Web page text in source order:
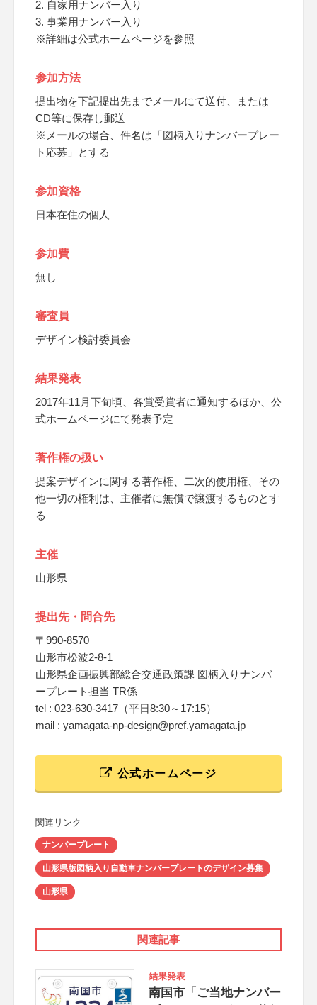
2. 自家用ナンバー入り
3. 事業用ナンバー入り
※詳細は公式ホームページを参照
参加方法
提出物を下記提出先までメールにて送付、または
CD等に保存し郵送
※メールの場合、件名は「図柄入りナンバープレー
ト応募」とする
参加資格
日本在住の個人
参加費
無し
審査員
デザイン検討委員会
結果発表
2017年11月下旬頃、各賞受賞者に通知するほか、公
式ホームページにて発表予定
著作権の扱い
提案デザインに関する著作権、二次的使用権、その
他一切の権利は、主催者に無償で譲渡するものとす
る
主催
山形県
提出先・問合先
〒990-8570
山形市松波2-8-1
山形県企画振興部総合交通政策課 図柄入りナンバ
ープレート担当 TR係
tel : 023-630-3417（平日8:30～17:15）
mail : yamagata-np-design@pref.yamagata.jp
公式ホームページ
関連リンク
ナンバープレート
山形県版図柄入り自動車ナンバープレートのデザイン募集
山形県
関連記事
結果発表
南国市「ご当地ナンバー